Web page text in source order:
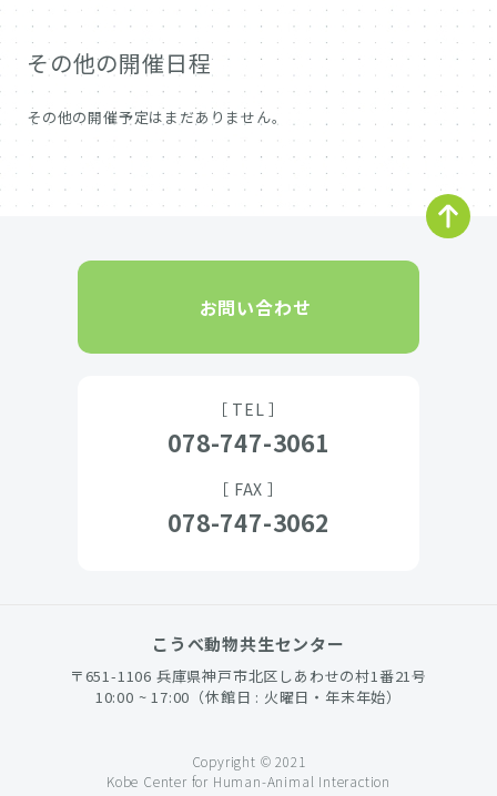
その他の開催日程
その他の開催予定はまだありません。
お問い合わせ
［ TEL ］
078-747-3061
［ FAX ］
078-747-3062
こうべ動物共生センター
〒651-1106 兵庫県神戸市北区しあわせの村1番21号
10:00 ~ 17:00（休館日 : 火曜日・年末年始）
Copyright © 2021
Kobe Center for Human-Animal Interaction